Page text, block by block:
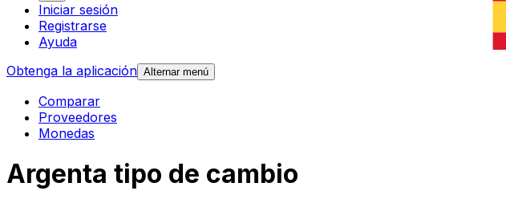
Iniciar sesión
Registrarse
Ayuda
Obtenga la aplicación Alternar menú
Comparar
Proveedores
Monedas
Argenta tipo de cambio